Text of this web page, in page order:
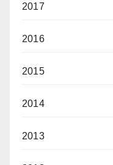
2017
2016
2015
2014
2013